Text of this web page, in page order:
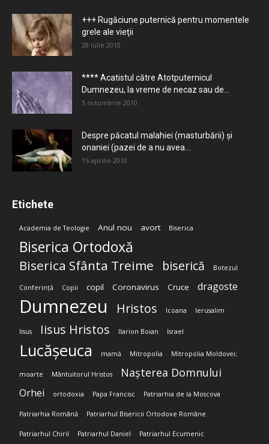
+++ Rugăciune puternică pentru momentele
grele ale vieţii
28 iulie 2010
**** Acatistul către Atotputernicul
Dumnezeu, la vreme de necaz sau de...
5 octombrie 2010
Despre păcatul malahiei (masturbării) şi
onaniei (pazei de a nu avea...
15 aprilie 2010
Etichete
Academia de Teologie Anul nou avort Biserica
Biserica Ortodoxă
Biserica Sfânta Treime biserică Botezul
Conferință Copii copil Coronavirus Cruce dragoste
Dumnezeu Hristos Icoana Ierusalim
Iisus Iisus Hristos Ilarion Boian Israel
Lucășeuca mamă Mitropolia Mitropolia Moldovei;
moarte Mântuitorul Hristos Nașterea Domnului
Orhei ortodoxia Papa Francisc Patriarhia de la Moscova
Patriarhia Română Patriarhul Bisericii Ortodoxe Române
Patriarhul Chiril Patriarhul Daniel Patriarhul Ecumenic